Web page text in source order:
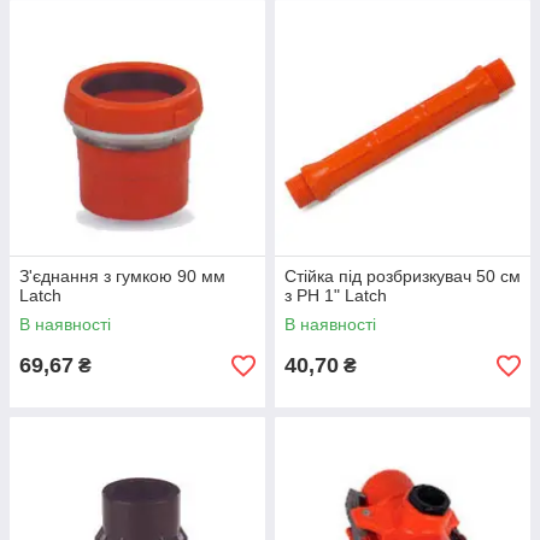
З'єднання з гумкою 90 мм
Latch
В наявності
69,67 ₴
Стійка під розбризкувач 50 см
з РН 1" Latch
В наявності
40,70 ₴